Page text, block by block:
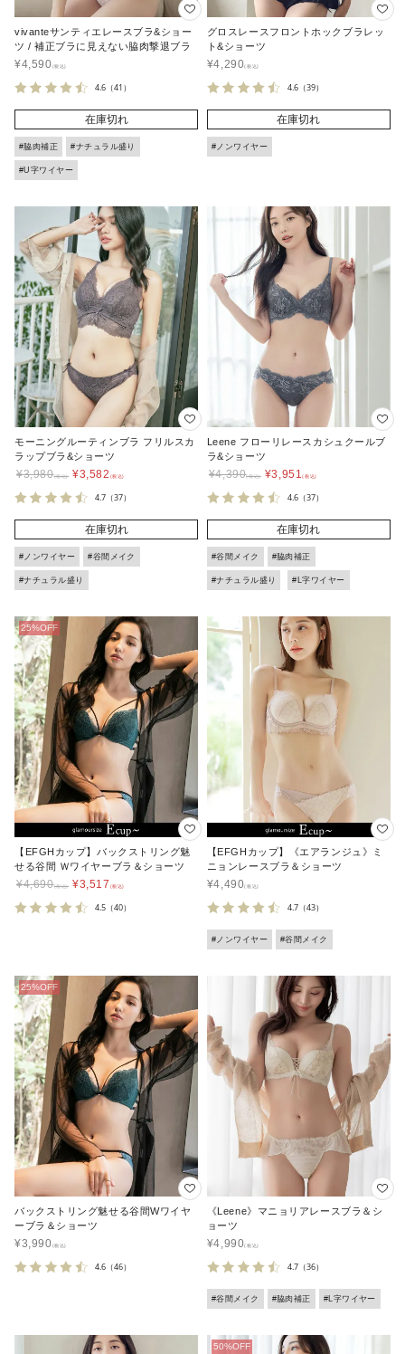
vivanteサンティエレースブラ&ショー
ツ / 補正ブラに見えない脇肉撃退ブラ
¥4,590
4.6 （41）
在庫切れ
#脇肉補正 #ナチュラル盛り
#U字ワイヤー
グロスレースフロントホックブラレッ
ト&ショーツ
¥4,290
4.6（39）
在庫切れ
#ノンワイヤー
モーニングルーティンブラ フリルスカ
ラップブラ&ショーツ
¥3,980 ¥3,582
4.7 （37）
在庫切れ
#ノンワイヤー #谷間メイク
#ナチュラル盛り
Leene フローリレースカシュクールブ
ラ&ショーツ
¥4,390 ¥3,951
4.6（37）
在庫切れ
#谷間メイク #脇肉補正
#ナチュラル盛り #L字ワイヤー
【EFGHカップ】バックストリング魅
せる谷間 Ｗワイヤーブラ＆ショーツ
¥4,690 ¥3,517
4.5 （40）
【EFGHカップ】《エアランジュ》ミ
ニョンレースブラ＆ショーツ
¥4,490
4.7（43）
#ノンワイヤー #谷間メイク
バックストリング魅せる谷間Wワイヤ
ーブラ＆ショーツ
¥3,990
4.6 （46）
《Leene》マニョリアレースブラ＆シ
ョーツ
¥4,990
4.7（36）
#谷間メイク #脇肉補正 #L字ワイヤー